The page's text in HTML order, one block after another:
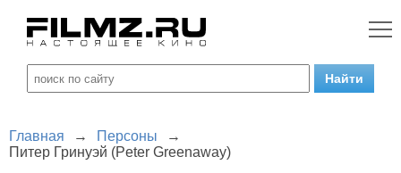
Главная → Персоны
→
Питер Гринуэй (Peter Greenaway)